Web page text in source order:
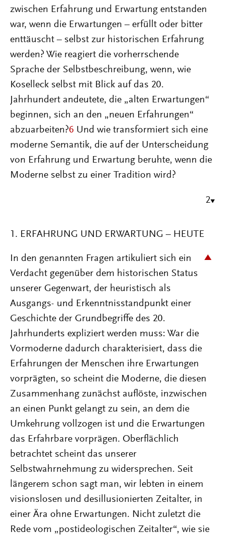
zwischen Erfahrung und Erwartung entstanden
war, wenn die Erwartungen – erfüllt oder bitter
enttäuscht – selbst zur historischen Erfahrung
werden? Wie reagiert die vorherrschende
Sprache der Selbstbeschreibung, wenn, wie
Koselleck selbst mit Blick auf das 20.
Jahrhundert andeutete, die „alten Erwartungen“
beginnen, sich an den „neuen Erfahrungen“
abzuarbeiten?6 Und wie transformiert sich eine
moderne Semantik, die auf der Unterscheidung
von Erfahrung und Erwartung beruhte, wenn die
Moderne selbst zu einer Tradition wird?
2
1. ERFAHRUNG UND ERWARTUNG – HEUTE
In den genannten Fragen artikuliert sich ein
Verdacht gegenüber dem historischen Status
unserer Gegenwart, der heuristisch als
Ausgangs- und Erkenntnisstandpunkt einer
Geschichte der Grundbegriffe des 20.
Jahrhunderts expliziert werden muss: War die
Vormoderne dadurch charakterisiert, dass die
Erfahrungen der Menschen ihre Erwartungen
vorprägten, so scheint die Moderne, die diesen
Zusammenhang zunächst auflöste, inzwischen
an einen Punkt gelangt zu sein, an dem die
Umkehrung vollzogen ist und die Erwartungen
das Erfahrbare vorprägen. Oberflächlich
betrachtet scheint das unserer
Selbstwahrnehmung zu widersprechen. Seit
längerem schon sagt man, wir lebten in einem
visionslosen und desillusionierten Zeitalter, in
einer Ära ohne Erwartungen. Nicht zuletzt die
Rede vom „postideologischen Zeitalter“, wie sie